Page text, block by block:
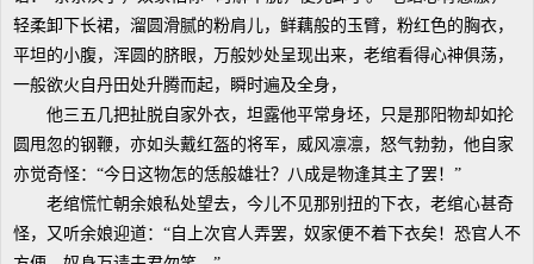
轻柔卸下长裙，溜圆滑腻的粉肩儿，鲜藕般的玉臂，粉红色的胸衣，
平坦的小腹，浑圆的脐眼，万般妙处呈现出来，老绾看得心神俱荡，
一般欲火自丹田处升腾而起，瞬时遍及全身，
他三五几把扯脱自家外衣，坦露他平常身坯，只是那阳物却如抡
圆甩忽的钢鞭，亦如头戴红盔的将军，威风凛凛，怒气勃勃，他自家
亦觉奇怪：“今日这物怎的恁般雄壮？八成是物逢其主了罢！”
老绾慌忙朝余娘私处望去，今儿不见那别扭的下衣，老绾心甚奇
怪，又听余娘迎道：“自上次官人弄罢，奴家便不着下衣矣！恐官人不